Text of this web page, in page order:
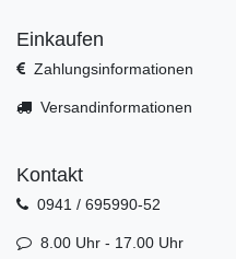
Einkaufen
Zahlungsinformationen
Versandinformationen
Kontakt
0941 / 695990-52
8.00 Uhr - 17.00 Uhr